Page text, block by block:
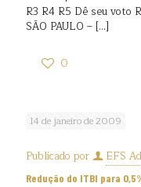
R3 R4 R5 Dê seu voto
SÃO PAULO – […]
0
14 de janeiro de 2009
Publicado por EFS
Redução do ITBI para